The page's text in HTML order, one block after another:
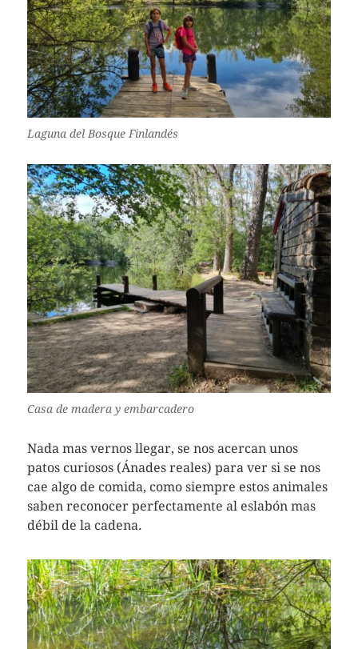
Laguna del Bosque Finlandés
Casa de madera y embarcadero
Nada mas vernos llegar, se nos acercan unos
patos curiosos (Ánades reales) para ver si se nos
cae algo de comida, como siempre estos animales
saben reconocer perfectamente al eslabón mas
débil de la cadena.